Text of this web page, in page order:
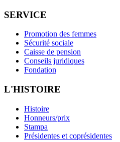
SERVICE
Promotion des femmes
Sécurité sociale
Caisse de pension
Conseils juridiques
Fondation
L'HISTOIRE
Histoire
Honneurs/prix
Stampa
Présidentes et coprésidentes